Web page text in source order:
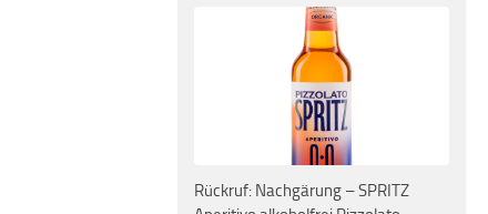
Rückruf: Nachgärung – SPRITZ